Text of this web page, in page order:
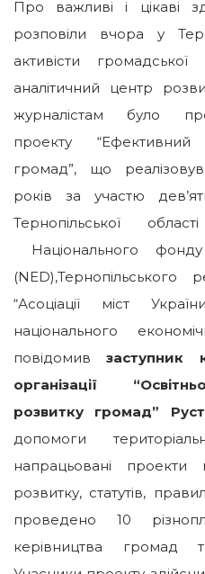
Про важливі і цікаві
розповіли вчора у
активісти громадської
аналітичний центр
журналістам було
проекту
громад”, що
років за участю
Тернопільської
Національного
(NED),Тернопільського
“Асоціації міст
національного
повідомивзаступник
організації
розвитку громад”
допомоги
напрацьовані проекти
розвитку, статутів,
проведено 10
керівництва громад